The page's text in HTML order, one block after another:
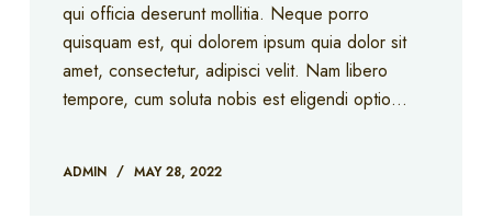
qui officia deserunt mollitia. Neque porro
quisquam est, qui dolorem ipsum quia dolor sit
amet, consectetur, adipisci velit. Nam libero
tempore, cum soluta nobis est eligendi optio…
ADMIN MAY 28, 2022